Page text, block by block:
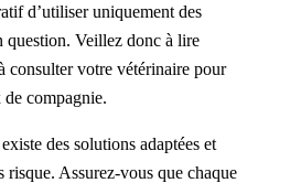
d’utiliser uniquement des
question. Veillez donc à lire
consulter votre vétérinaire pour
compagnie.
des solutions adaptées et
risque. Assurez-vous que chaque